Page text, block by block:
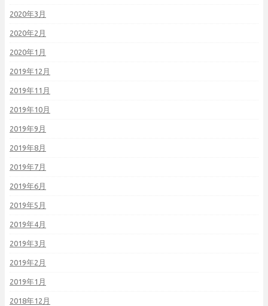
2020年3月
2020年2月
2020年1月
2019年12月
2019年11月
2019年10月
2019年9月
2019年8月
2019年7月
2019年6月
2019年5月
2019年4月
2019年3月
2019年2月
2019年1月
2018年12月